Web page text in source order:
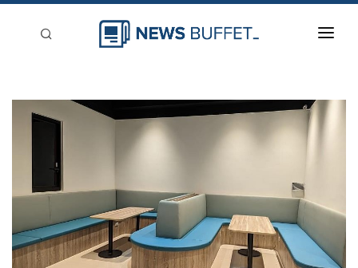
新聞稿分類
刊登